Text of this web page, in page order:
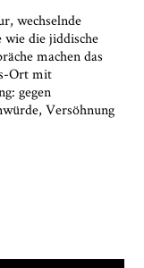
wechselnde
die jiddische
machen das
Ort mit
gegen
Versöhnung